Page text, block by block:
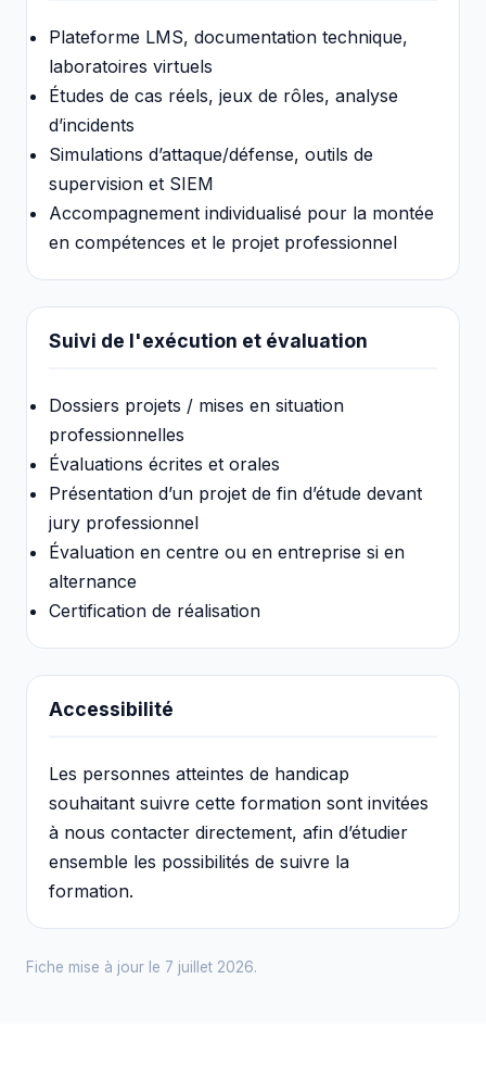
Plateforme LMS, documentation technique,
laboratoires virtuels
Études de cas réels, jeux de rôles, analyse
d’incidents
Simulations d’attaque/défense, outils de
supervision et SIEM
Accompagnement individualisé pour la montée
en compétences et le projet professionnel
Suivi de l'exécution et évaluation
Dossiers projets / mises en situation
professionnelles
Évaluations écrites et orales
Présentation d’un projet de fin d’étude devant
jury professionnel
Évaluation en centre ou en entreprise si en
alternance
Certification de réalisation
Accessibilité
Les personnes atteintes de handicap
souhaitant suivre cette formation sont invitées
à nous contacter directement, afin d’étudier
ensemble les possibilités de suivre la
formation.
Fiche mise à jour le 7 juillet 2026.